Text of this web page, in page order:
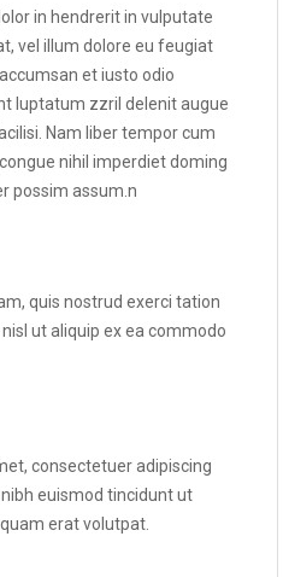
in hendrerit in vulputate
vel illum dolore eu feugiat
et iusto odio
luptatum zzril delenit augue
Nam liber tempor cum
nihil imperdiet doming
possim assum.n
quis nostrud exerci tation
ut aliquip ex ea commodo
consectetuer adipiscing
euismod tincidunt ut
erat volutpat.